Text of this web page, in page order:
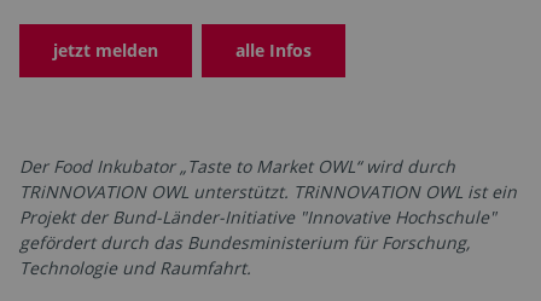
jetzt melden alle Infos
Der Food Inkubator „Taste to Market OWL“ wird durch
TRiNNOVATION OWL unterstützt. TRiNNOVATION OWL ist ein
Projekt der Bund-Länder-Initiative "Innovative Hochschule"
gefördert durch das Bundesministerium für Forschung,
Technologie und Raumfahrt.